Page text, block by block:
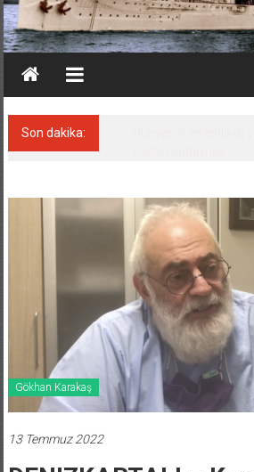
Son dakika:
Gökhan Karakaş
13 Temmuz 2022